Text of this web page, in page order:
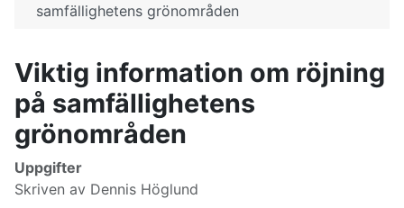
samfällighetens grönområden
Viktig information om röjning
på samfällighetens
grönområden
Uppgifter
Skriven av Dennis Höglund